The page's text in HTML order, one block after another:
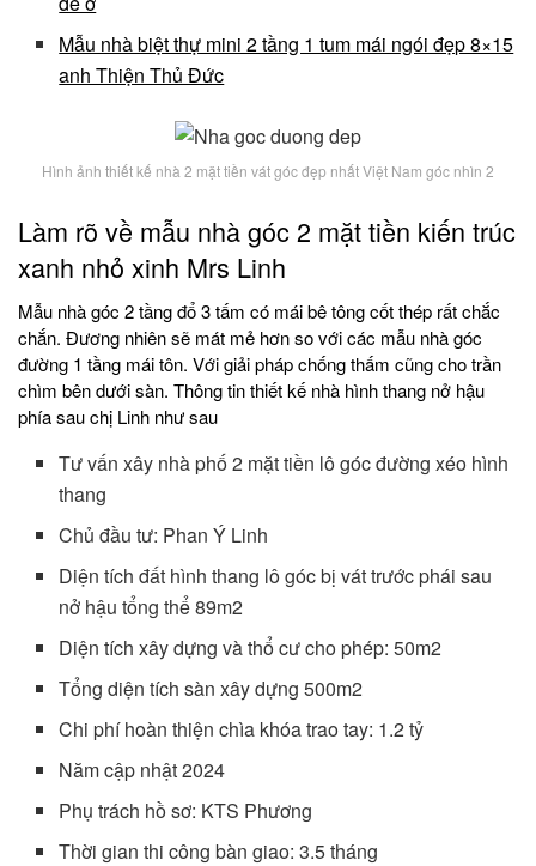
Mẫu nhà biệt thự mini 2 tầng 1 tum mái ngói đẹp 8×15
anh Thiện Thủ Đức
Hình ảnh thiết kế nhà 2 mặt tiền vát góc đẹp nhất Việt Nam góc nhìn 2
Làm rõ về mẫu nhà góc 2 mặt tiền kiến trúc
xanh nhỏ xinh Mrs Linh
Mẫu nhà góc 2 tầng đổ 3 tấm có mái bê tông cốt thép rất chắc
chắn. Đương nhiên sẽ mát mẻ hơn so với các mẫu nhà góc
đường 1 tầng mái tôn. Với giải pháp chống thấm cũng cho trần
chìm bên dưới sàn. Thông tin thiết kế nhà hình thang nở hậu
phía sau chị Linh như sau
Tư vấn xây nhà phố 2 mặt tiền lô góc đường xéo hình
thang
Chủ đầu tư: Phan Ý Linh
Diện tích đất hình thang lô góc bị vát trước phái sau
nở hậu tổng thể 89m2
Diện tích xây dựng và thổ cư cho phép: 50m2
Tổng diện tích sàn xây dựng 500m2
Chi phí hoàn thiện chìa khóa trao tay: 1.2 tỷ
Năm cập nhật 2024
Phụ trách hồ sơ: KTS Phương
Thời gian thi công bàn giao: 3.5 tháng